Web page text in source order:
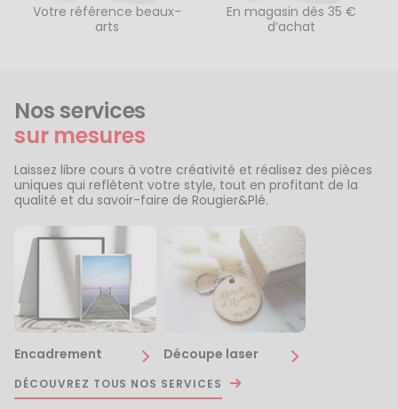
Votre référence beaux-
arts
En magasin dès 35 €
d’achat
Nos services
sur mesures
Laissez libre cours à votre créativité et réalisez des pièces
uniques qui reflètent votre style, tout en profitant de la
qualité et du savoir-faire de Rougier&Plé.
Encadrement Découpe laser
DÉCOUVREZ TOUS NOS SERVICES